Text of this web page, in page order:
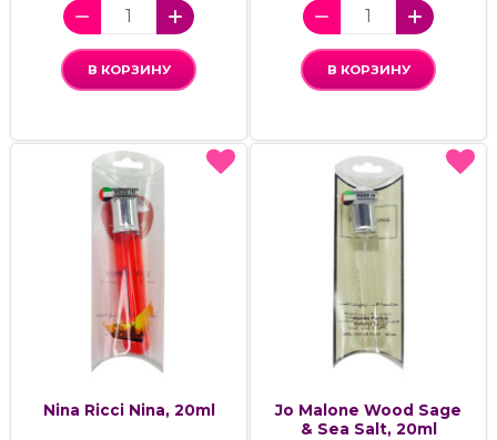
В КОРЗИНУ В КОРЗИНУ
Nina Ricci Nina, 20ml
Jo Malone Wood Sage
& Sea Salt, 20ml